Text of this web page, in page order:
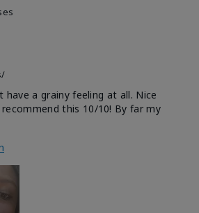
a grainy feeling at all. Nice
recommend this 10/10! By far my